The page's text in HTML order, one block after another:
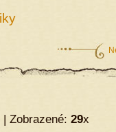
| Zobrazené: 29x